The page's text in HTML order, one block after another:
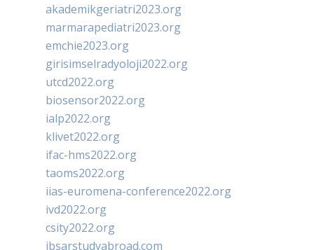
akademikgeriatri2023.org
marmarapediatri2023.org
emchie2023.org
girisimselradyoloji2022.org
utcd2022.org
biosensor2022.org
ialp2022.org
klivet2022.org
ifac-hms2022.org
taoms2022.org
iias-euromena-conference2022.org
ivd2022.org
csity2022.org
ibsarstudyabroad.com